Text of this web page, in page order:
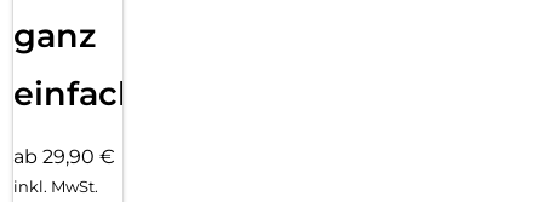
ganz
einfach
ab 29,90 €
inkl. MwSt.